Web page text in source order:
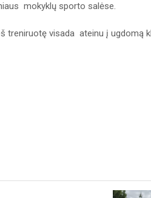
mokyklų sporto salėse.
treniruotę visada ateinu į ugdomą